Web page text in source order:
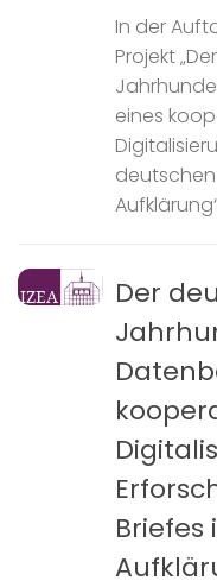
In der
Projekt
eines
deutschen
Der
Briefes